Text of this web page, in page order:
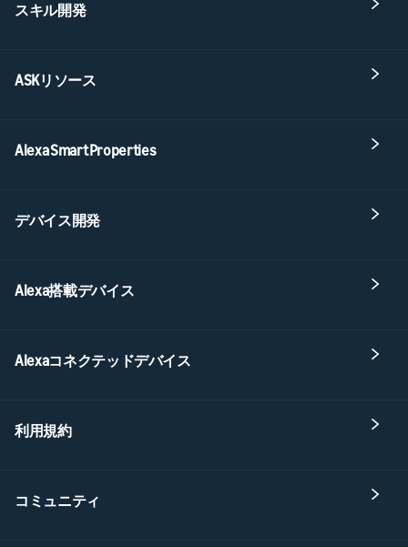
スキル開発
ASKリソース
Alexa Smart Properties
デバイス開発
Alexa搭載デバイス
Alexaコネクテッドデバイス
利用規約
コミュニティ